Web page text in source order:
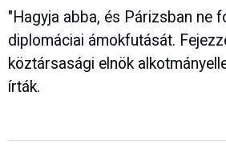
"Hagyja abba, és Párizsban ne
diplomáciai ámokfutását.
köztársasági elnök
írták.